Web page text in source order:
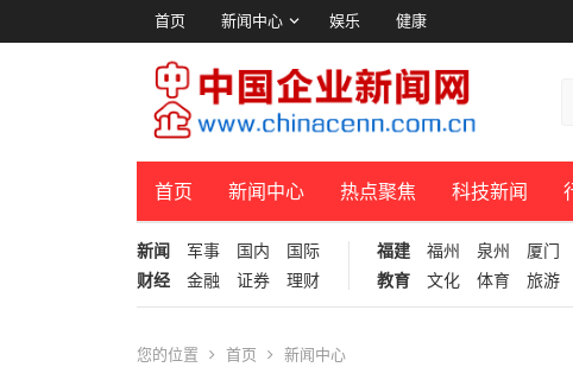
首页 新闻中心 娱乐 健康
首页 新闻中心 热点聚焦 科技新闻
新闻 军事 国内
国际
财经
金融 证券 理财
福建 福州 泉州
厦门
教育
文化 体育 旅游
您的位置 首页 新闻中心